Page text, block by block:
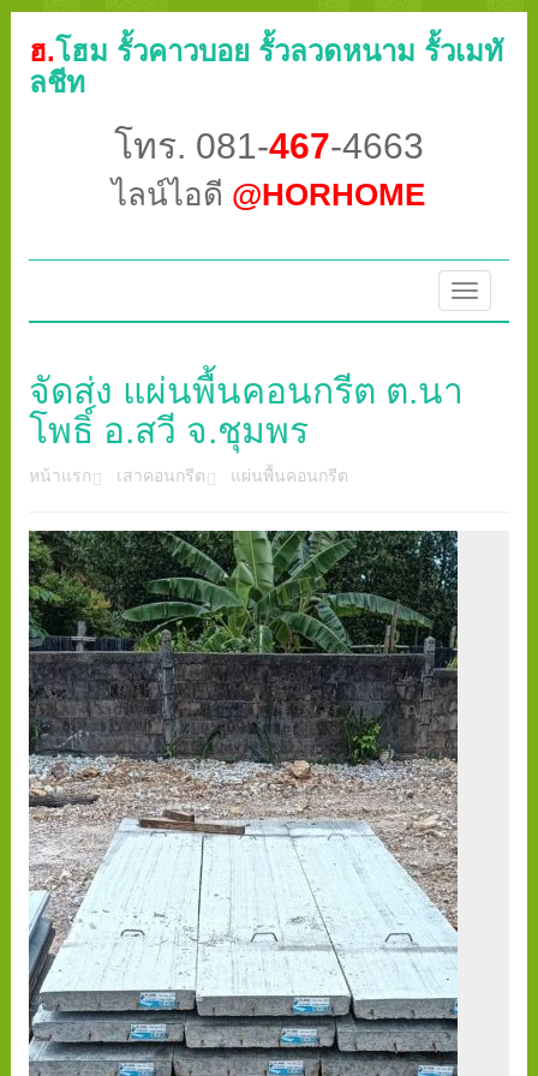
ฮ.โฮม รั้วคาวบอย รั้วลวดหนาม รั้วเมทั
ลชีท
โทร. 081-467-4663
ไลน์ไอดี @HORHOME
Toggle
จัดส่ง แผ่นพื้นคอนกรีต ต.นา
โพธิ์ อ.สวี จ.ชุมพร
หน้าแรก เสาคอนกรีต แผ่นพื้นคอนกรีต